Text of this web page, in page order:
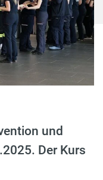
und
Der Kurs